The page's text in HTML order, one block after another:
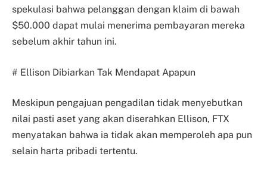
spekulasi bahwa pelanggan dengan klaim di bawah
$50.000 dapat mulai menerima pembayaran mereka
sebelum akhir tahun ini.
# Ellison Dibiarkan Tak Mendapat Apapun
Meskipun pengajuan pengadilan tidak menyebutkan
nilai pasti aset yang akan diserahkan Ellison, FTX
menyatakan bahwa ia tidak akan memperoleh apa pun
selain harta pribadi tertentu.